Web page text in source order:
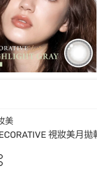
美
視妝美月拋